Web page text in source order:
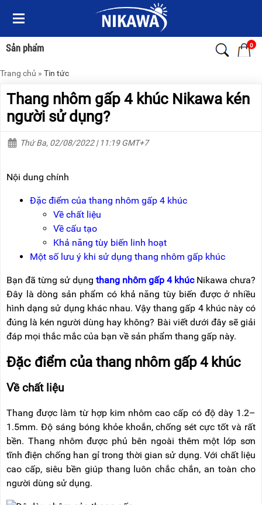
Sản phẩm 0
Menu
Sản
phẩm
TRANG
THANG
NHÔM
XE
TAY
VIDEO
TIN
TỨC
BÁO
CHÍ
VỀ
THIỆU
ĐẠI
BẢO
Menu
Sản
phẩm
TRANG
THANG
NHÔM
THANG
NHÔM
RÚT
LỒNG)
THANG
CÁCH
NHÔM
CHỮ
A
NHÔM
CÔNG
THANG
NHÔM
GIÁO
Trang chủ » Tin tức
Thang nhôm gấp 4 khúc Nikawa kén
người sử dụng?
Thứ Ba, 02/08/2022 | 11:19 GMT+7
Nội dung chính
Đặc điểm của thang nhôm gấp 4 khúc
Về chất liệu
Về cấu tạo
Khả năng tùy biến linh hoạt
Một số lưu ý khi sử dụng thang nhôm gấp khúc
Bạn đã từng sử dụng thang nhôm gấp 4 khúcNikawa chưa?
Đây là dòng sản phẩm có khả năng tùy biến được ở nhiều
hình dạng sử dụng khác nhau. Vậy thang gấp 4 khúc này có
đúng là kén người dùng hay không? Bài viết dưới đây sẽ giải
đáp mọi thắc mắc của bạn về sản phẩm thang gấp này.
Đặc điểm của thang nhôm gấp 4 khúc
Về chất liệu
Thang được làm từ hợp kim nhôm cao cấp có độ dày 1.2–
1.5mm. Độ sáng bóng khỏe khoắn, chống sét cực tốt và rất
bền. Thang nhôm được phủ bên ngoài thêm một lớp sơn
tĩnh điện chống han gỉ trong thời gian sử dụng. Với chất liệu
cao cấp, siêu bền giúp thang luôn chắc chắn, an toàn cho
người dùng sử dụng.